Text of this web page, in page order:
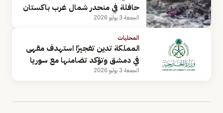
حافلة في منحدر شمال غرب باكستان
الجمعة 3 يوليو 2026
المحليات
المملكة تدين تفجيرًا استهدف مقهى
في دمشق وتؤكد تضامنها مع سوريا
الجمعة 3 يوليو 2026